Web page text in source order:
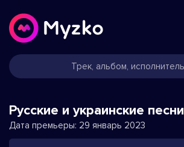
Русские и украинские песни
Дата премьеры: 29 январь 2023